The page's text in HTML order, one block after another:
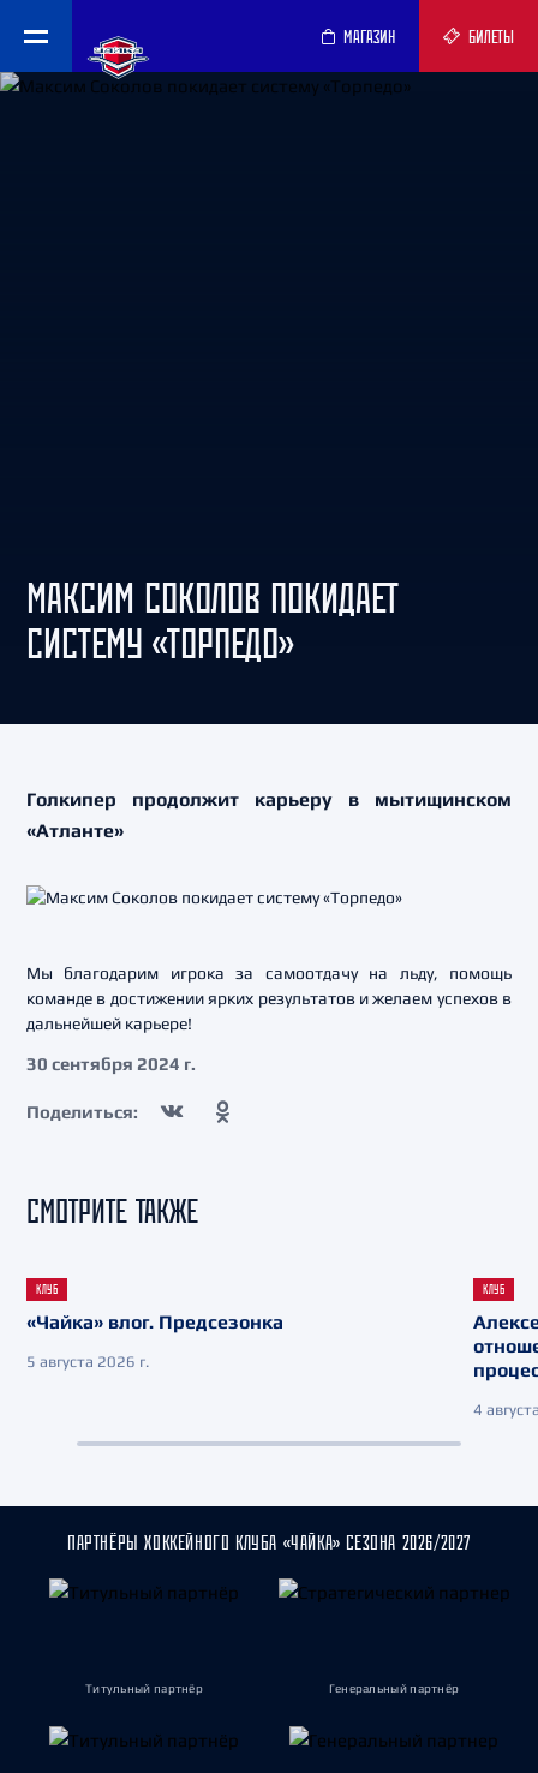
МАГАЗИН БИЛЕТЫ
МАКСИМ СОКОЛОВ ПОКИДАЕТ
СИСТЕМУ «ТОРПЕДО»
Голкипер продолжит карьеру в мытищинском
«Атланте»
Мы благодарим игрока за самоотдачу на льду, помощь
команде в достижении ярких результатов и желаем успехов в
дальнейшей карьере!
30 сентября 2024 г.
Поделиться:
СМОТРИТЕ ТАКЖЕ
КЛУБ
«Чайка» влог. Предсезонка
5 августа 2026 г.
КЛУБ
4
ПАРТНЁРЫ ХОККЕЙНОГО КЛУБА «ЧАЙКА» СЕЗОНА 2026/2027
Титульный партнёр Генеральный партнёр